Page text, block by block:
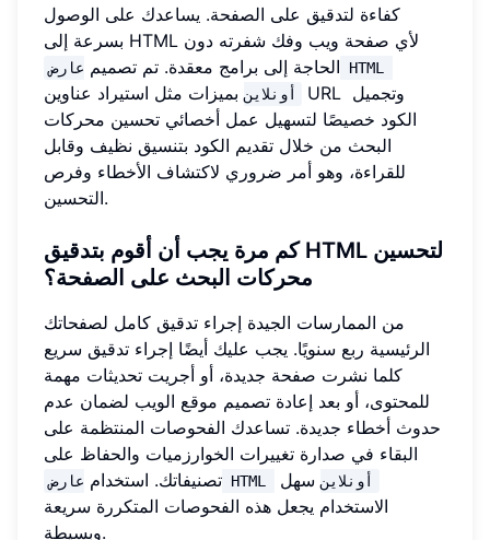
كفاءة لتدقيق على الصفحة. يساعدك على الوصول
بسرعة إلى HTML لأي صفحة ويب وفك شفرته دون
الحاجة إلى برامج معقدة. تم تصميم عارض HTML
أونلاين بميزات مثل استيراد عناوين URL وتجميل
الكود خصيصًا لتسهيل عمل أخصائي تحسين محركات
البحث من خلال تقديم الكود بتنسيق نظيف وقابل
للقراءة، وهو أمر ضروري لاكتشاف الأخطاء وفرص
التحسين.
كم مرة يجب أن أقوم بتدقيق HTML لتحسين
محركات البحث على الصفحة؟
من الممارسات الجيدة إجراء تدقيق كامل لصفحاتك
الرئيسية ربع سنويًا. يجب عليك أيضًا إجراء تدقيق سريع
كلما نشرت صفحة جديدة، أو أجريت تحديثات مهمة
للمحتوى، أو بعد إعادة تصميم موقع الويب لضمان عدم
حدوث أخطاء جديدة. تساعدك الفحوصات المنتظمة على
البقاء في صدارة تغييرات الخوارزميات والحفاظ على
تصنيفاتك. استخدام
عارض HTML أونلاينسهل
الاستخدام يجعل هذه الفحوصات المتكررة سريعة
وبسيطة.